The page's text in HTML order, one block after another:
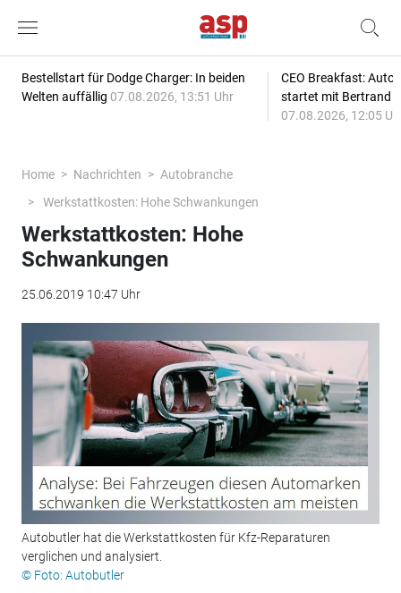
Bestellstart für Dodge Charger: In beiden
Welten auffällig 07.08.2026, 13:51 Uhr
CEO Breakfast:
startet mit Bertrand
07.08.2026, 12:05
Home Nachrichten
Autobranche
Werkstattkosten: Hohe Schwankungen
Werkstattkosten: Hohe
Schwankungen
25.06.2019 10:47 Uhr
Autobutler hat die Werkstattkosten für Kfz-Reparaturen
verglichen und analysiert.
© Foto: Autobutler